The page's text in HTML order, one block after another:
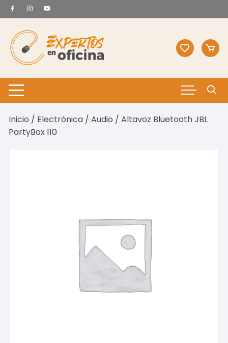
Saltar
al
contenido
Inicio / Electrónica /Audio / Altavoz Bluetooth JBL
PartyBox 110